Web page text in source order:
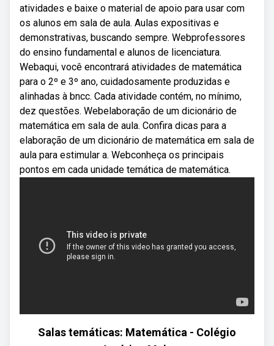
atividades e baixe o material de apoio para usar com
os alunos em sala de aula. Aulas expositivas e
demonstrativas, buscando sempre. Webprofessores
do ensino fundamental e alunos de licenciatura.
Webaqui, você encontrará atividades de matemática
para o 2º e 3º ano, cuidadosamente produzidas e
alinhadas à bncc. Cada atividade contém, no mínimo,
dez questões. Webelaboração de um dicionário de
matemática em sala de aula. Confira dicas para a
elaboração de um dicionário de matemática em sala de
aula para estimular a. Webconheça os principais
pontos em cada unidade temática de matemática.
Salas temáticas: Matemática - Colégio